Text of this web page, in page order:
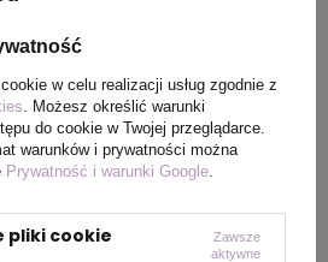
158 x 286 x 75 mm
czerwony
w celu realizacji usług zgodnie z
. Możesz określić warunki
do cookie w Twojej przeglądarce.
warunków i prywatności można
Prywatność i warunki Google
pliki cookie
Zawsze
aktywne